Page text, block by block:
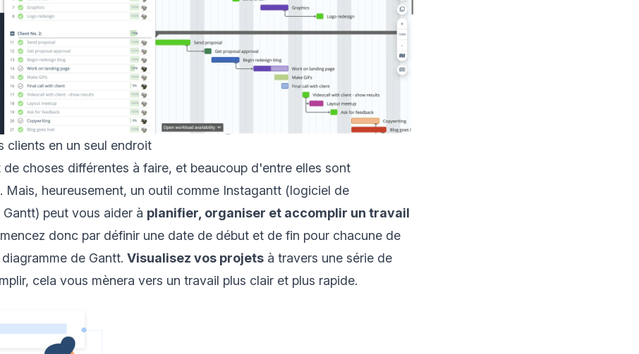
clients en un seul endroit
de choses différentes à faire, et beaucoup d'entre elles sont
Mais, heureusement, un outil comme Instagantt (logiciel de
Gantt) peut vous aider à planifier, organiser et accomplir un travail
donc par définir une date de début et de fin pour chacune de
diagramme de Gantt. Visualisez vos projets à travers une série de
cela vous mènera vers un travail plus clair et plus rapide.